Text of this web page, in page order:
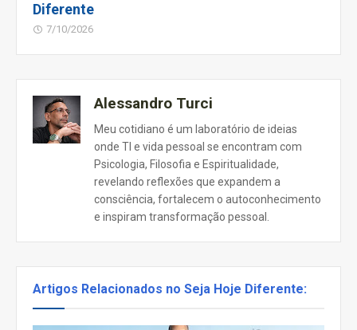
Diferente
7/10/2026
Alessandro Turci
Meu cotidiano é um laboratório de ideias
onde TI e vida pessoal se encontram com
Psicologia, Filosofia e Espiritualidade,
revelando reflexões que expandem a
consciência, fortalecem o autoconhecimento
e inspiram transformação pessoal.
Artigos Relacionados no Seja Hoje Diferente: